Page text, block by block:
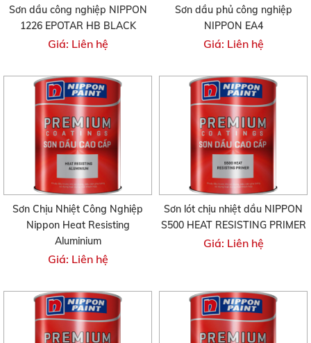
Sơn dầu công nghiệp NIPPON
1226 EPOTAR HB BLACK
Giá: Liên hệ
Sơn dầu phủ công nghiệp
NIPPON EA4
Giá: Liên hệ
Sơn Chịu Nhiệt Công Nghiệp
Nippon Heat Resisting
Aluminium
Giá: Liên hệ
Sơn lót chịu nhiệt dầu NIPPON
S500 HEAT RESISTING PRIMER
Giá: Liên hệ